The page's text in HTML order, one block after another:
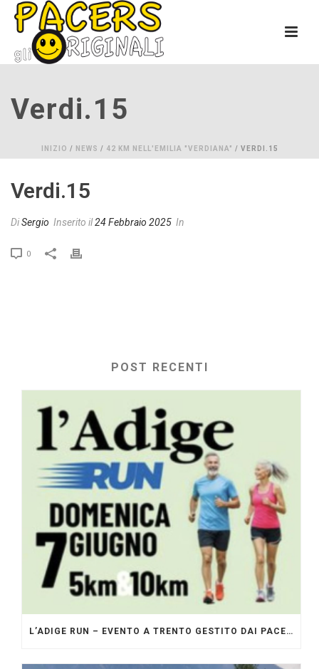
Verdi.15
INIZIO / NEWS / 42 KM NELL'EMILIA "VERDIANA" / VERDI.15
Verdi.15
DiSergio Inserito il24 Febbraio 2025 In
0
POST RECENTI
L’ADIGE RUN – EVENTO A TRENTO GESTITO DAI PACERS GLI ORIGINALI